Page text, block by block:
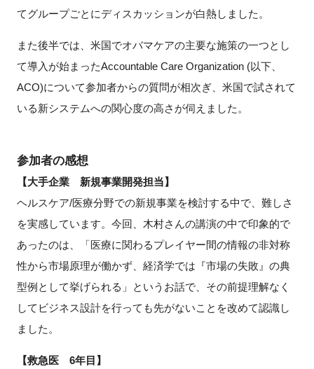
閉じる
てグループごとにディスカッションが白熱しました。
また後半では、米国でオバマケアの主要な施策の一つとし
て導入が始まったAccountable Care Organization (以下、
ACO)について参加者からの質問が相次ぎ、米国で試されて
いる新システムへの関心度の高さが伺えました。
参加者の感想
【大手企業 新規事業開発担当】
ヘルスケア/医療分野での新規事業を検討する中で、難しさ
を実感しています。今回、木村さんの講演の中で印象的で
あったのは、「医療に関わるプレイヤー間の情報の非対称
性から市場原理が働かず、経済学では『市場の失敗』の典
型例として挙げられる」というお話で、その前提理解なく
してビジネス設計を行っても先がないことを改めて認識し
ました。
【救急医 6年目】